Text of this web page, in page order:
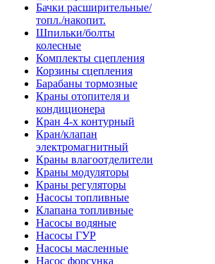
Бачки расширительные/
топл./накопит.
Шпильки/болты
колесные
Комплекты сцепления
Корзины сцепления
Барабаны тормозные
Краны отопителя и
кондиционера
Кран 4-х контурный
Кран/клапан
электромагнитный
Краны влагоотделители
Краны модуляторы
Краны регуляторы
Насосы топливные
Клапана топливные
Насосы водяные
Насосы ГУР
Насосы масленные
Насос форсунка